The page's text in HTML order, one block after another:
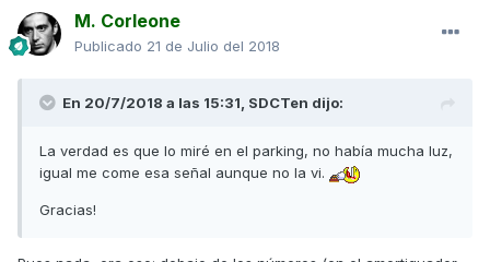
M. Corleone
Publicado 21 de Julio del 2018
En 20/7/2018 a las 15:31, SDCTen dijo:
La verdad es que lo miré en el parking, no había mucha luz,
igual me come esa señal aunque no la vi.
Gracias!